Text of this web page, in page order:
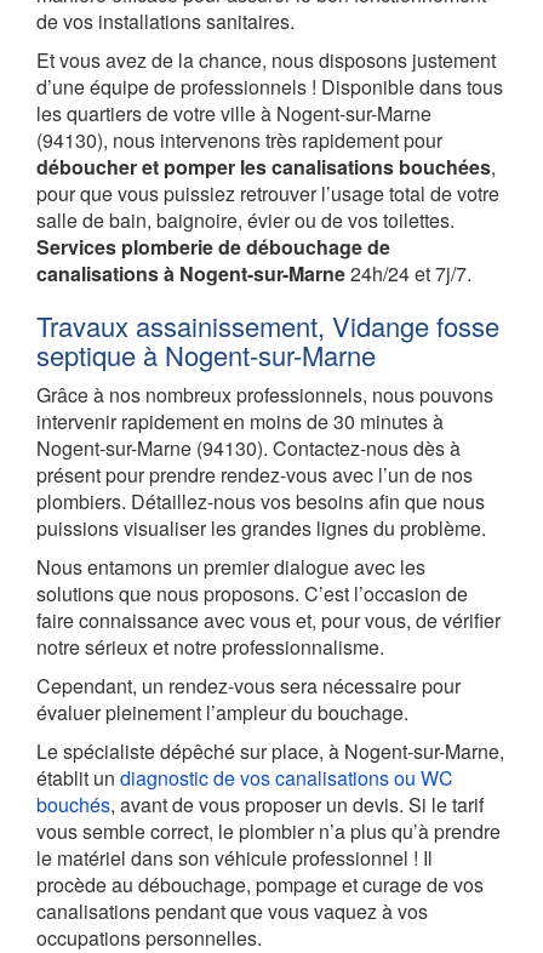
de vos installations sanitaires.
Et vous avez de la chance, nous disposons justement
d’une équipe de professionnels ! Disponible dans tous
les quartiers de votre ville à Nogent-sur-Marne
(94130), nous intervenons très rapidement pour
déboucher et pomper les canalisations bouchées,
pour que vous puissiez retrouver l’usage total de votre
salle de bain, baignoire, évier ou de vos toilettes.
Services plomberie de débouchage de
canalisations à Nogent-sur-Marne24h/24 et 7j/7.
Travaux assainissement, Vidange fosse
septique à Nogent-sur-Marne
Grâce à nos nombreux professionnels, nous pouvons
intervenir rapidement en moins de 30 minutes à
Nogent-sur-Marne (94130). Contactez-nous dès à
présent pour prendre rendez-vous avec l’un de nos
plombiers. Détaillez-nous vos besoins afin que nous
puissions visualiser les grandes lignes du problème.
Nous entamons un premier dialogue avec les
solutions que nous proposons. C’est l’occasion de
faire connaissance avec vous et, pour vous, de vérifier
notre sérieux et notre professionnalisme.
Cependant, un rendez-vous sera nécessaire pour
évaluer pleinement l’ampleur du bouchage.
Le spécialiste dépêché sur place, à Nogent-sur-Marne,
établit un diagnostic de vos canalisations ou WC
bouchés, avant de vous proposer un devis. Si le tarif
vous semble correct, le plombier n’a plus qu’à prendre
le matériel dans son véhicule professionnel ! Il
procède au débouchage, pompage et curage de vos
canalisations pendant que vous vaquez à vos
occupations personnelles.